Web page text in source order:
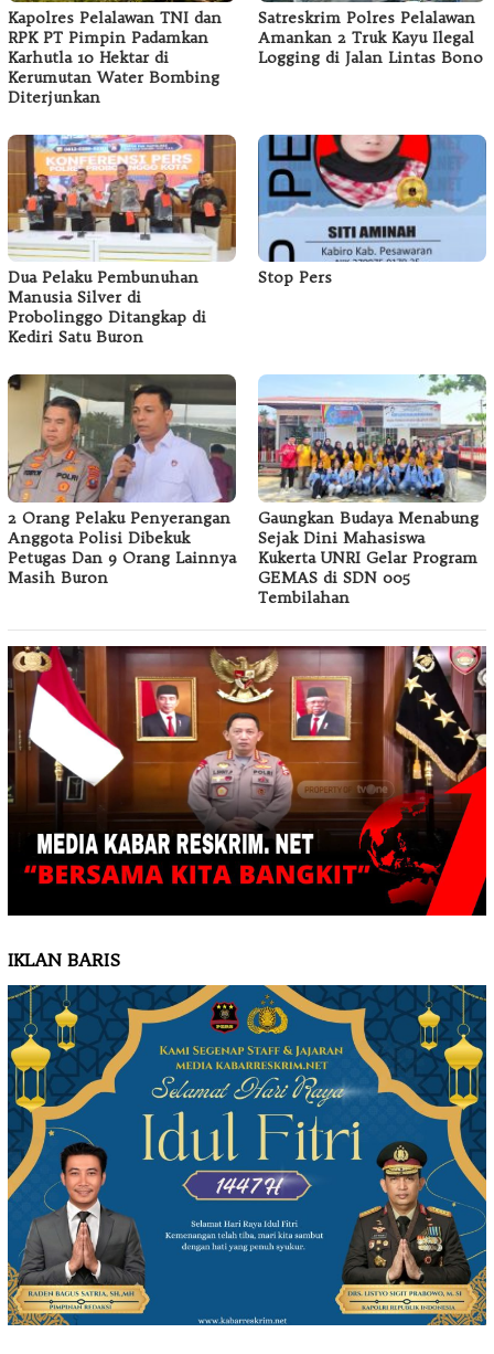
Kapolres Pelalawan TNI dan
RPK PT Pimpin Padamkan
Karhutla 10 Hektar di
Kerumutan Water Bombing
Diterjunkan
Satreskrim Polres Pelalawan
Amankan 2 Truk Kayu Ilegal
Logging di Jalan Lintas Bono
Dua Pelaku Pembunuhan
Manusia Silver di
Probolinggo Ditangkap di
Kediri Satu Buron
Stop Pers
2 Orang Pelaku Penyerangan
Anggota Polisi Dibekuk
Petugas Dan 9 Orang Lainnya
Masih Buron
Gaungkan Budaya Menabung
Sejak Dini Mahasiswa
Kukerta UNRI Gelar Program
GEMAS di SDN 005
Tembilahan
IKLAN BARIS